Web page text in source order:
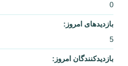
0
بازدیدهای امروز:
5
بازدیدکنندگان امروز: